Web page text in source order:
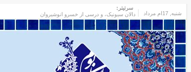
شنبه
سرتیتر:
دالان سیونیک، و درسی از خسرو انوشیروان